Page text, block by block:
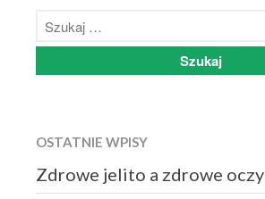
OSTATNIE WPISY
Zdrowe jelito a zdrowe oczy